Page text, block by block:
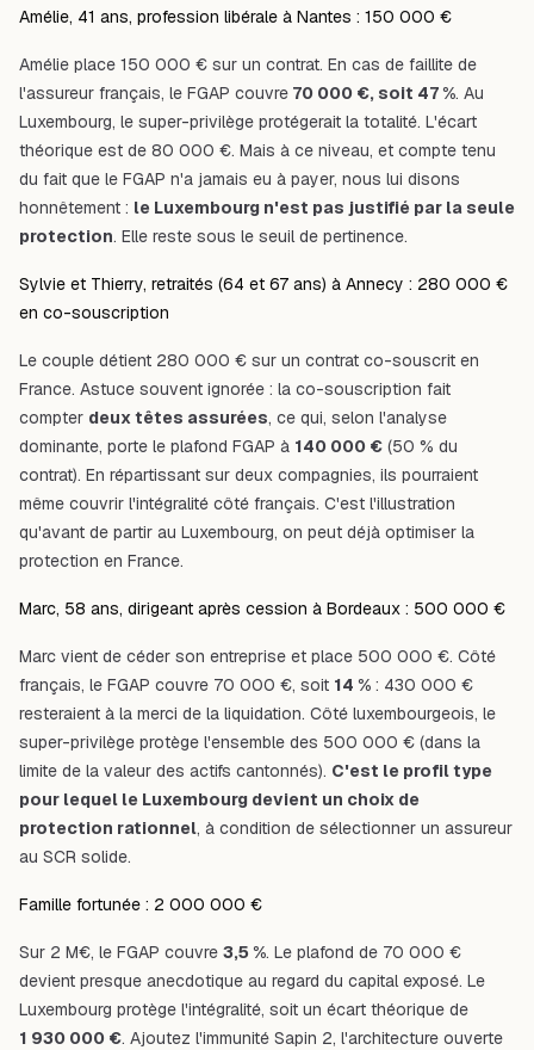
Amélie, 41 ans, profession libérale à Nantes : 150 000 €
Amélie place 150 000 € sur un contrat. En cas de faillite de
l'assureur français, le FGAP couvre 70 000 €, soit 47 %. Au
Luxembourg, le super-privilège protégerait la totalité. L'écart
théorique est de 80 000 €. Mais à ce niveau, et compte tenu
du fait que le FGAP n'a jamais eu à payer, nous lui disons
honnêtement : le Luxembourg n'est pas justifié par la seule
protection. Elle reste sous le seuil de pertinence.
Sylvie et Thierry, retraités (64 et 67 ans) à Annecy : 280 000 €
en co-souscription
Le couple détient 280 000 € sur un contrat co-souscrit en
France. Astuce souvent ignorée : la co-souscription fait
compter deux têtes assurées, ce qui, selon l'analyse
dominante, porte le plafond FGAP à 140 000 € (50 % du
contrat). En répartissant sur deux compagnies, ils pourraient
même couvrir l'intégralité côté français. C'est l'illustration
qu'avant de partir au Luxembourg, on peut déjà optimiser la
protection en France.
Marc, 58 ans, dirigeant après cession à Bordeaux : 500 000 €
Marc vient de céder son entreprise et place 500 000 €. Côté
français, le FGAP couvre 70 000 €, soit 14 % : 430 000 €
resteraient à la merci de la liquidation. Côté luxembourgeois, le
super-privilège protège l'ensemble des 500 000 € (dans la
limite de la valeur des actifs cantonnés). C'est le profil type
pour lequel le Luxembourg devient un choix de
protection rationnel, à condition de sélectionner un assureur
au SCR solide.
Famille fortunée : 2 000 000 €
Sur 2 M€, le FGAP couvre 3,5 %. Le plafond de 70 000 €
devient presque anecdotique au regard du capital exposé. Le
Luxembourg protège l'intégralité, soit un écart théorique de
1 930 000 €. Ajoutez l'immunité Sapin 2, l'architecture ouverte